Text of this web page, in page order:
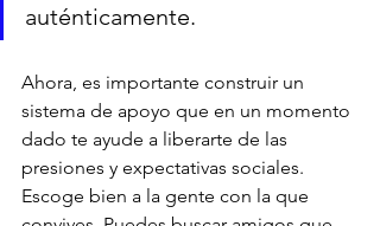
auténticamente.
Ahora, es importante construir un
sistema de apoyo que en un momento
dado te ayude a liberarte de las
presiones y expectativas sociales.
Escoge bien a la gente con la que